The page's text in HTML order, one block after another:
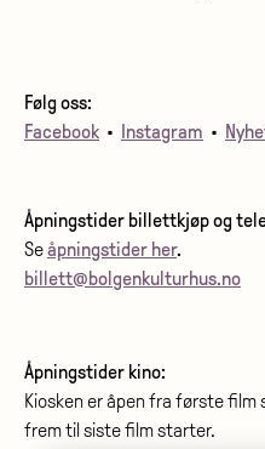
Følg oss:
Facebook • Instagram •
Åpningstider billettkjøp og
Seåpningstider her.
billett@bolgenkulturhus.no
Åpningstider kino:
Kiosken er åpen fra første film
frem til siste film starter.